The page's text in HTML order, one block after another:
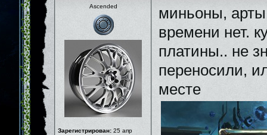
Ascended
Зарегистрирован: 25 апр
миньоны,
времени нет.
платины.. не
переносили,
месте